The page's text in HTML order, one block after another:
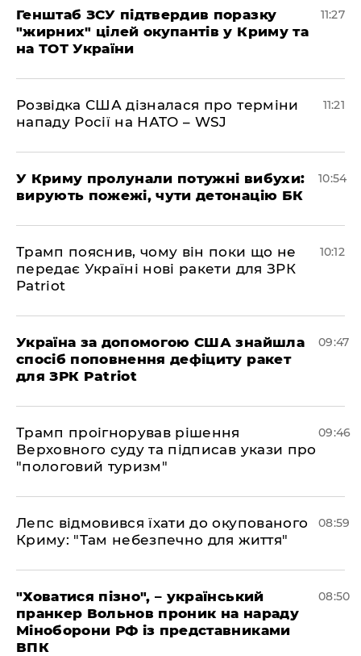
Генштаб ЗСУ підтвердив поразку
"жирних" цілей окупантів у Криму та
на ТОТ України
11:27
Розвідка США дізналася про терміни
нападу Росії на НАТО – WSJ
11:21
У Криму пролунали потужні вибухи:
вирують пожежі, чути детонацію БК
10:54
Трамп пояснив, чому він поки що не
передає Україні нові ракети для ЗРК
Patriot
10:12
Україна за допомогою США знайшла
спосіб поповнення дефіциту ракет
для ЗРК Patriot
09:47
Трамп проігнорував рішення
Верховного суду та підписав укази про
"пологовий туризм"
09:46
Лепс відмовився їхати до окупованого
Криму: "Там небезпечно для життя"
08:59
"Ховатися пізно", – український
пранкер Вольнов проник на нараду
Міноборони РФ із представниками
ВПК
08:50